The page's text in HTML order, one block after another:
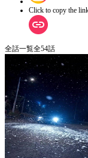
Click to copy the
全話一覧全54話